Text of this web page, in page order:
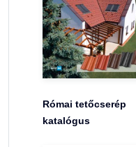
Római tetőcserép
katalógus